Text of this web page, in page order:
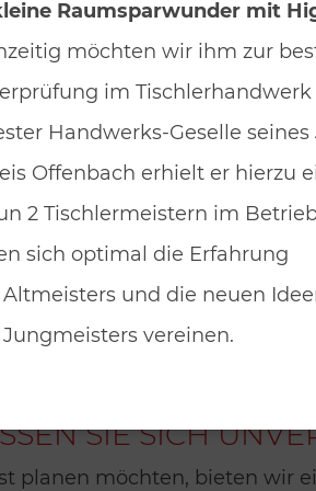
zu den
SIE SICH
planen möchten, bieten wir
Raumsparwunder mit
möchten wir ihm zur
im
Handwerks-Geselle
Offenbach erhielt er hierzu
2 Tischlermeistern im
sich optimal die Erfahrung
Altmeisters und die neuen
Jungmeisters vereinen.